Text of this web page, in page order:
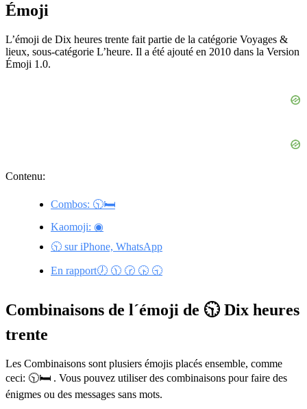
Émoji
L’émoji de Dix heures trente fait partie de la catégorie Voyages &
lieux, sous-catégorie L’heure. Il a été ajouté en 2010 dans la Version
Émoji 1.0.
Contenu:
Combos: 🕥🛏️
Kaomoji: ◉
🕥 sur iPhone, WhatsApp
En rapport🕖 🕦 🕝 🕟 🕤
Combinaisons de l´émoji de 🕥 Dix heures
trente
Les Combinaisons sont plusiers émojis placés ensemble, comme
ceci: 🕥🛏️ . Vous pouvez utiliser des combinaisons pour faire des
énigmes ou des messages sans mots.